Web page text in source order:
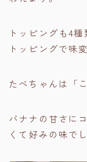
トッピングも4
トッピングで味
たべちゃんは「
バナナの甘さに
くて好みの味でし